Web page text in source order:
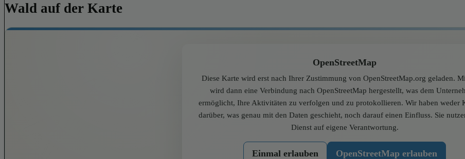
Wald auf der Karte
OpenStreetMap
Diese Karte wird erst nach Ihrer Zustimmung von OpenStreetMap.org geladen.
wird dann eine Verbindung nach OpenStreetMap hergestellt, was dem
ermöglicht, Ihre Aktivitäten zu verfolgen und zu protokollieren. Wir haben weder
darüber, was genau mit den Daten geschieht, noch darauf einen Einfluss. Sie
Dienst auf eigene Verantwortung.
Einmal erlauben OpenStreetMap erlauben